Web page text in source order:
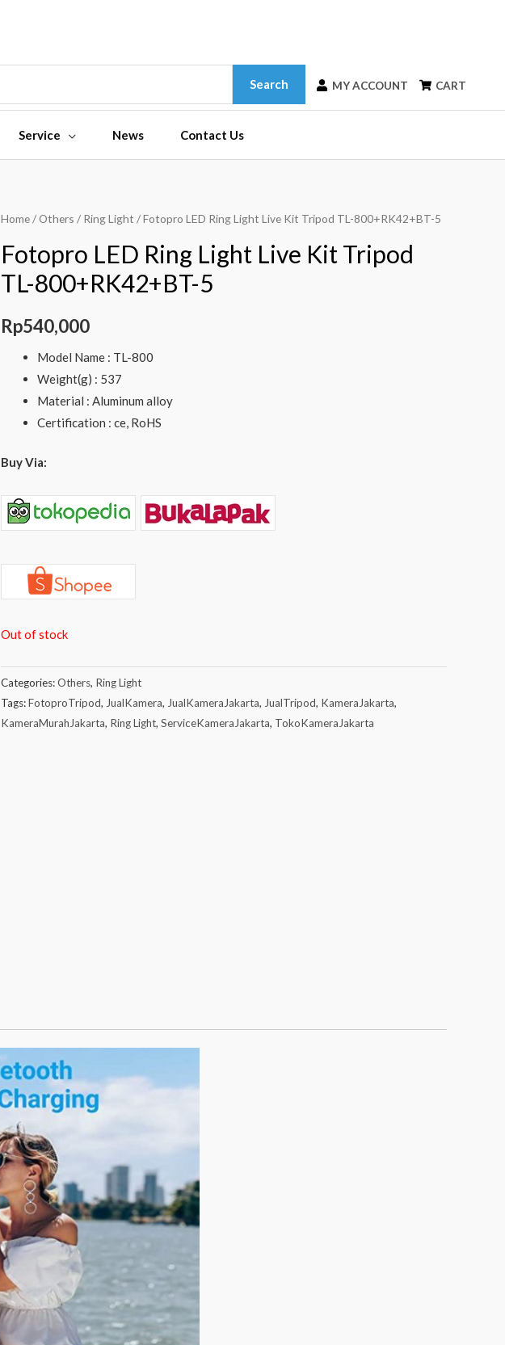
Search MY ACCOUNT CART
Service News Contact Us
Home/Others / Ring Light / Fotopro LED Ring Light Live Kit Tripod TL-800+RK42+BT-5
Fotopro LED Ring Light Live Kit Tripod
TL-800+RK42+BT-5
Rp540,000
Model Name : TL-800
Weight(g) : 537
Material : Aluminum alloy
Certification : ce, RoHS
Buy Via:
Out of stock
Categories:Others, Ring Light
Tags:FotoproTripod, JualKamera, JualKameraJakarta, JualTripod, KameraJakarta,
KameraMurahJakarta, Ring Light, ServiceKameraJakarta, TokoKameraJakarta